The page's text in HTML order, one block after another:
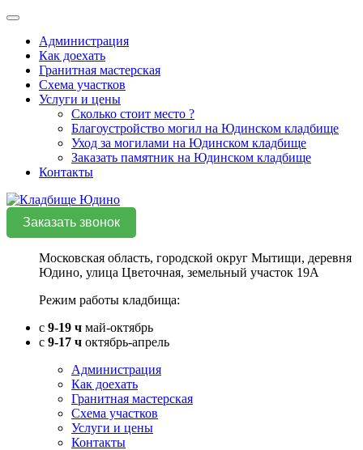
Администрация
Как доехать
Гранитная мастерская
Схема участков
Услуги и цены
Сколько стоит место ?
Благоустройство могил на Юдинском кладбище
Уход за могилами на Юдинском кладбище
Заказать памятник на Юдинском кладбище
Контакты
Заказать звонок
Московская область, городской округ Мытищи, деревня
Юдино, улица Цветочная, земельный участок 19А
Режим работы кладбища:
с 9-19 ч май-октябрь
с 9-17 ч октябрь-апрель
Администрация
Как доехать
Гранитная мастерская
Схема участков
Услуги и цены
Контакты